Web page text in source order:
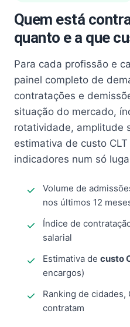
Quem está
quanto e a que
Para cada profissão e
painel completo de
contratações e
situação do mercado,
rotatividade, amplitude
estimativa de custo
indicadores num só
Volume de
nos últimos 12
Índice de
salarial
Estimativa de custo
encargos)
Ranking de cidades,
contratam